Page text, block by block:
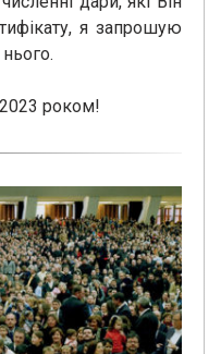
я запрошую
роком!